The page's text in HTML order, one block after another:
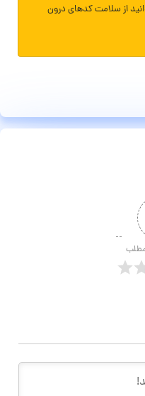
از سلامت کدهای درون